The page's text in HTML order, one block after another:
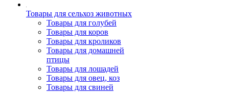
Товары для сельхоз животных
Товары для голубей
Товары для коров
Товары для кроликов
Товары для домашней
птицы
Товары для лошадей
Товары для овец, коз
Товары для свиней